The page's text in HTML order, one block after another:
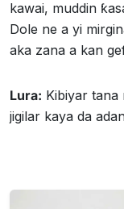
kawai, muddin
Dole ne a yi
aka zana a kan
Lura: Kibiyar
jigilar kaya da